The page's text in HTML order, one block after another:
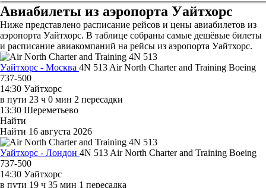
Авиабилеты из аэропорта Уайтхорс
Ниже представлено расписание рейсов и цены авиабилетов из
аэропорта Уайтхорс. В таблице собраны самые дешёвые билеты
и расписание авиакомпаний на рейсы из аэропорта Уайтхорс.
Уайтхорс - Москва 4N 513 Air North Charter and Training Boeing
737-500
14:30 Уайтхорс
в пути 23 ч 0 мин 2 пересадки
13:30 Шереметьево
Найти
Найти 16 августа 2026
Уайтхорс - Лондон 4N 513 Air North Charter and Training Boeing
737-500
14:30 Уайтхорс
в пути 19 ч 35 мин 1 пересадка